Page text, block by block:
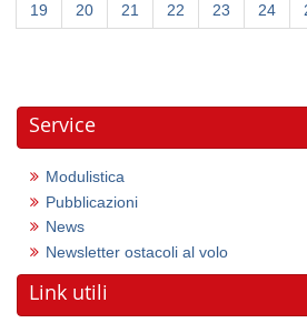
19 20 21 22 23 24
Service
Modulistica
Pubblicazioni
News
Newsletter ostacoli al volo
Link utili